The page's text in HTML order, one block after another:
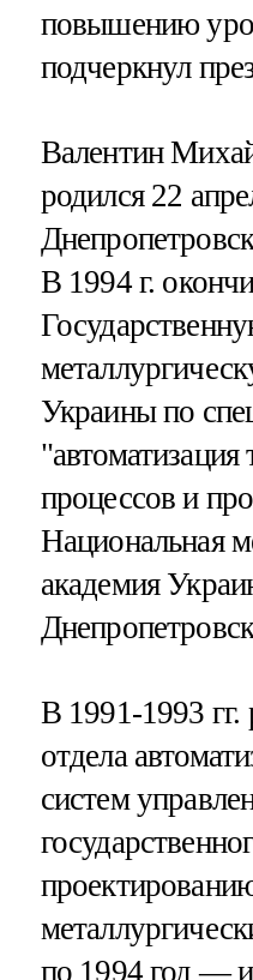
повышению
подчеркнул
Валентин
родился 22
В 1994 г.
Украины по
"автоматизация
процессов и
Национальная
академия
В 1991-1993 гг.
отдела
систем
по 1994 год —